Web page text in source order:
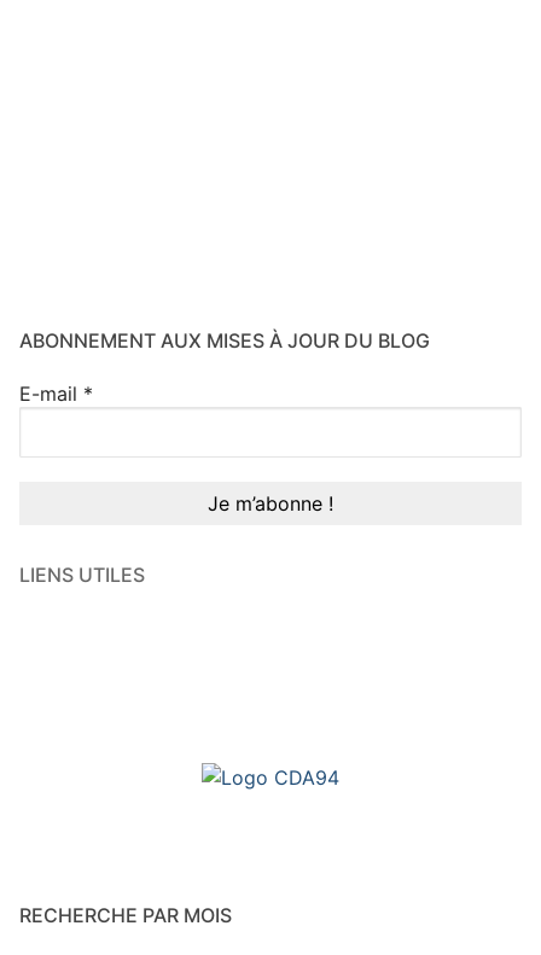
ABONNEMENT AUX MISES À JOUR DU BLOG
E-mail *
LIENS UTILES
RECHERCHE PAR MOIS